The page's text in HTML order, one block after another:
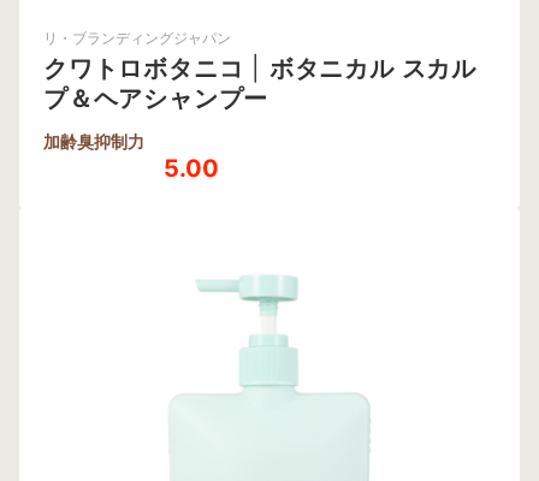
リ・ブランディングジャパン
クワトロボタニコ
ボタニカル スカル
プ＆ヘアシャンプー
加齢臭抑制力
5.00